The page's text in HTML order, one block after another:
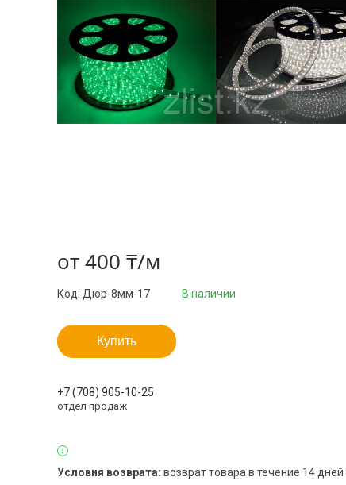
от400 ₸/м
В наличии
Код: Дюр-8мм-17
Купить
+7 (708) 905-10-25
отдел продаж
возврат товара в течение 14 дней